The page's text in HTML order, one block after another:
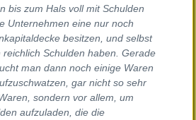
bis zum Hals voll mit Schulden
Unternehmen eine nur noch
besitzen, und selbst
reichlich Schulden haben. Gerade
man dann noch einige Waren
gar nicht so sehr
sondern vor allem, um
aufzuladen, die die